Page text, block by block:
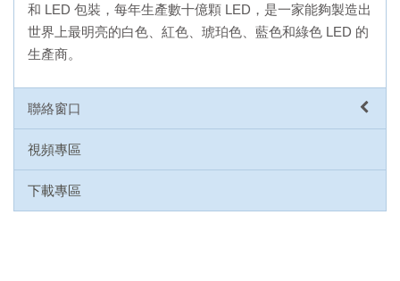
和 LED 包裝，每年生產數十億顆 LED，是一家能夠製造出
世界上最明亮的白色、紅色、琥珀色、藍色和綠色 LED 的
生產商。
聯絡窗口
視頻專區
下載專區